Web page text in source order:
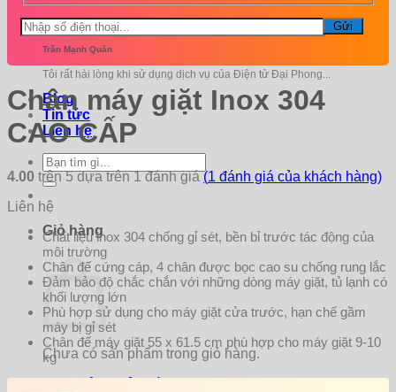
Trần Mạnh Quân
Tôi rất hài lòng khi sử dụng dịch vụ của Điện tử Đại Phong...
Blog
Tin tức
Liên hệ
Tìm
kiếm:
Giỏ hàng
Chưa có sản phẩm trong giỏ hàng.
Chân máy giặt Inox 304
CAO CẤP
4.00 trên 5 dựa trên1đánh giá (1 đánh giá của khách hàng)
Liên hệ
Chất liệu inox 304 chống gỉ sét, bền bỉ trước tác động của
môi trường
Chân đế cứng cáp, 4 chân được bọc cao su chống rung lắc
Đảm bảo độ chắc chắn với những dòng máy giặt, tủ lạnh có
khối lượng lớn
Phù hợp sử dụng cho máy giặt cửa trước, hạn chế gầm
máy bị gỉ sét
Chân đế máy giặt 55 x 61.5 cm phù hợp cho máy giặt 9-10
kg